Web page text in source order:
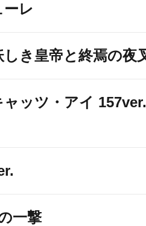
レ
き皇帝と終焉の夜
ッツ・アイ
一撃